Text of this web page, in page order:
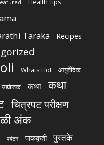
Health Tips
Taraka Recipes
Whats Hot आयुर्वेदिक
उद्योजक कथा कथा
चित्रपट परीक्षण
अंक
पर्यटन पाककृती पुस्तके